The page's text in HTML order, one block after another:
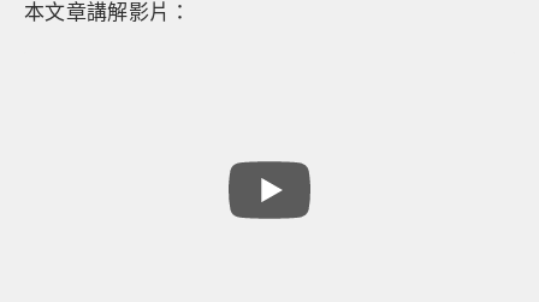
本文章講解影片：